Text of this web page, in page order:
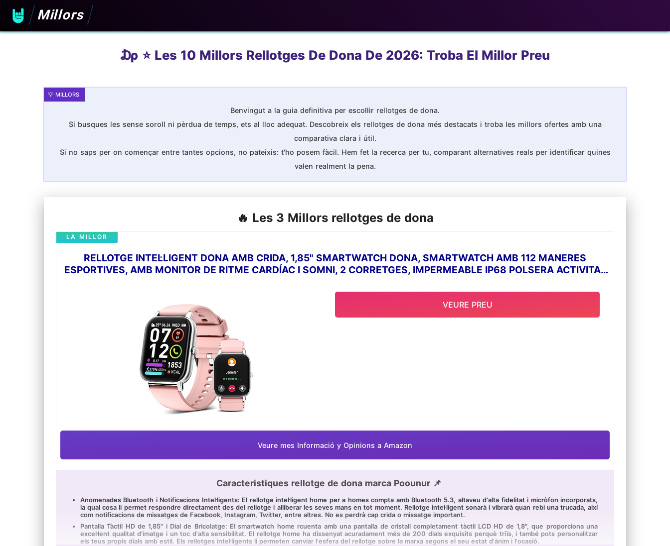
Millors
₯ ⭐️ Les 10 Millors Rellotges De Dona De 2026: Troba El Millor Preu
Benvingut a la guia definitiva per escollir rellotges de dona.
Si busques les sense soroll ni pèrdua de temps, ets al lloc adequat. Descobreix els rellotges de dona més destacats i troba les millors ofertes amb una
comparativa clara i útil.
Si no saps per on començar entre tantes opcions, no pateixis: t'ho posem fàcil. Hem fet la recerca per tu, comparant alternatives reals per identificar quines
valen realment la pena.
🔥 Les 3 Millors rellotges de dona
RELLOTGE INTEL·LIGENT DONA AMB CRIDA, 1,85" SMARTWATCH DONA, SMARTWATCH AMB 112 MANERES
ESPORTIVES, AMB MONITOR DE RITME CARDÍAC I SOMNI, 2 CORRETGES, IMPERMEABLE IP68 POLSERA ACTIVITAT
LA MILLOR
Veure mes Informació y Opinions a Amazon
Caracteristiques rellotge de dona marca Poounur 📌
Anomenades Bluetooth i Notificacions Intel·ligents: El rellotge intel·ligent home per a homes compta amb Bluetooth 5.3, altaveu d'alta fidelitat i micròfon incorporats,
la qual cosa li permet respondre directament des del rellotge i alliberar les seves mans en tot moment. Rellotge intel·ligent sonarà i vibrarà quan rebi una trucada, així
com notificacions de missatges de Facebook, Instagram, Twitter, entre altres. No es perdrà cap crida o missatge important.
Pantalla Tàctil HD de 1,85" i Dial de Bricolatge: El smartwatch home rcuenta amb una pantalla de cristall completament tàctil LCD HD de 1,8", que proporciona una
excel·lent qualitat d'imatge i un toc d'alta sensibilitat. El rellotge home ha dissenyat acuradament més de 200 dials exquisits perquè triïs, i també pots personalitzar
els teus propis dials amb estil. Els rellotges intel·ligents li permeten canviar l'esfera del rellotge sobre la marxa segons el seu estat d'ànim i l'ocasió.
VEURE PREU